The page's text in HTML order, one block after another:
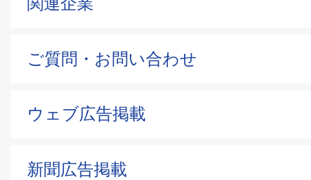
ご質問・お問い合わせ
ウェブ広告掲載
新聞広告掲載